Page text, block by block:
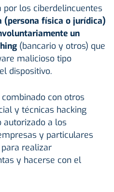
los ciberdelincuentes
(persona física o jurídica)
un
(bancario y otros) que
malicioso tipo
dispositivo.
combinado con otros
y técnicas hacking
autorizado a los
y particulares
realizar
y hacerse con el